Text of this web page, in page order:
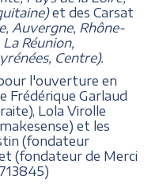
et des Carsat
Auvergne, Rhône-
Réunion,
Centre).
l'ouverture en
Frédérique Garlaud
Lola Virolle
et les
(fondateur
(fondateur de Merci